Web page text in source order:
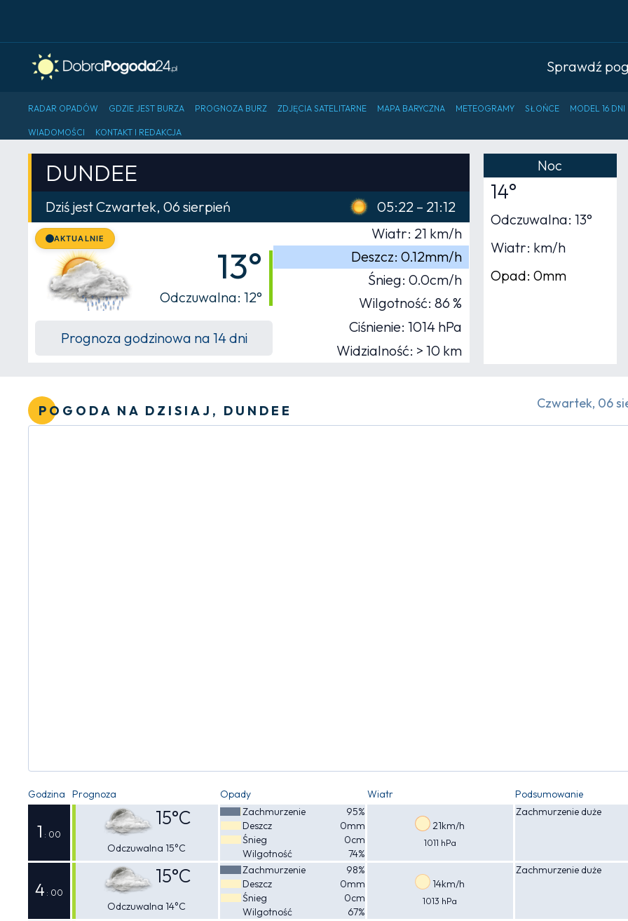
Sprawdź
RADAR OPADÓW GDZIE JEST BURZA PROGNOZA BURZ ZDJĘCIA SATELITARNE MAPA BARYCZNA METEOGRAMY SŁOŃCE MODEL 16 DNI
WIADOMOŚCI KONTAKT I REDAKCJA
DUNDEE
Dziś jest Czwartek, 06 sierpień 05:22 – 21:12
AKTUALNIE
13°
Odczuwalna: 12°
Prognoza godzinowa na 14 dni
Wiatr: 21 km/h
Deszcz: 0.12mm/h
Śnieg: 0.0cm/h
Wilgotność: 86 %
Ciśnienie: 1014 hPa
Widzialność: > 10 km
Noc
14°
Odczuwalna: 13°
Wiatr: km/h
Opad: 0mm
POGODA NA DZISIAJ, DUNDEE Czwartek, 06
Godzina Prognoza Opady Wiatr Podsumowanie
1 : 00
15°C
Odczuwalna 15°C
Zachmurzenie
95%
Deszcz
0mm
Śnieg
0cm
Wilgotność
74%
21km/h
1011 hPa
Zachmurzenie duże
4 : 00
15°C
Odczuwalna 14°C
Zachmurzenie
98%
Deszcz
0mm
Śnieg
0cm
Wilgotność
67%
14km/h
1013 hPa
Zachmurzenie duże